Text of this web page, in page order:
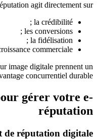
agit directement sur :
la crédibilité ;
les conversions ;
la fidélisation ;
commerciale.
image digitale prennent un
concurrentiel durable.
gérer votre e-
réputation
de réputation digitale